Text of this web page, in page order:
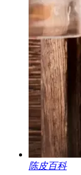
陈皮百科